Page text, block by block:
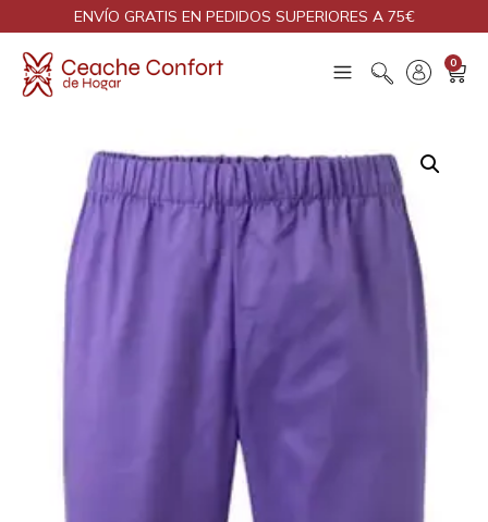
ENVÍO GRATIS EN PEDIDOS SUPERIORES A 75€
0